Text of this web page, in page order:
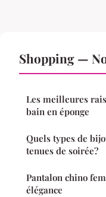
Shopping —
Les meilleures
bain en éponge
Quels types de
tenues de soirée?
Pantalon chino
élégance